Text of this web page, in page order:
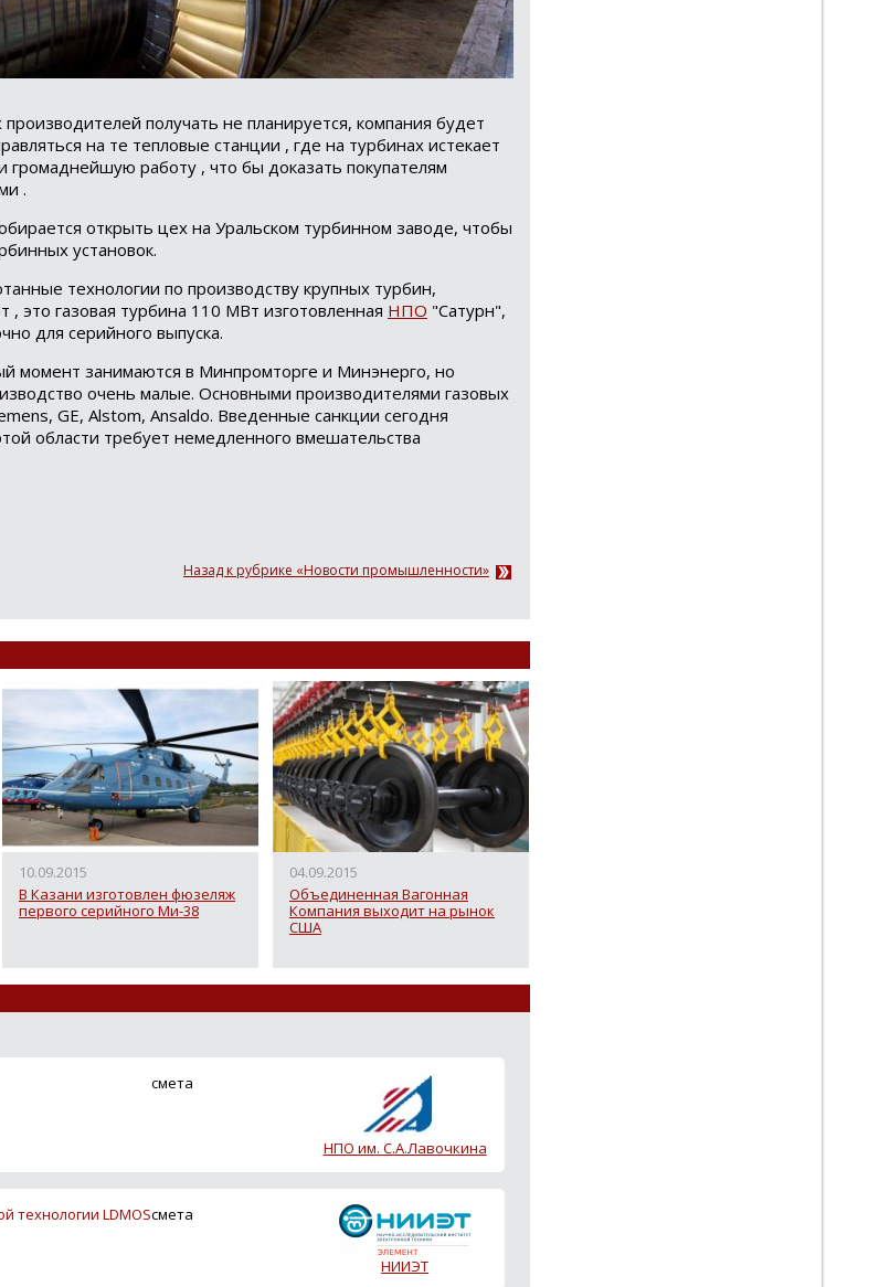
получать не планируется, компания будет
на те тепловые станции , где на турбинах истекает
громаднейшую работу , что бы доказать покупателям
.
открыть цех на Уральском турбинном заводе, чтобы
установок.
технологии по производству крупных турбин,
газовая турбина 110 МВт изготовленная НПО "Сатурн",
для серийного выпуска.
момент занимаются в Минпромторге и Минэнерго, но
очень малые. Основными производителями газовых
GE, Alstom, Ansaldo. Введенные санкции сегодня
области требует немедленного вмешательства
Назад к рубрике «Новости промышленности»
10.09.2015
В Казани изготовлен фюзеляж
первого серийного Ми-38
04.09.2015
Объединенная Вагонная
Компания выходит на рынок
США
смета
НПО им. С.А.Лавочкина
технологии LDMOSсмета
НИИЭТ